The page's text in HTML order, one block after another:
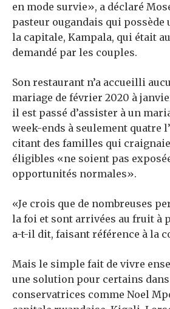
en mode survie», a déclaré
pasteur ougandais qui possède
la capitale, Kampala, qui était
demandé par les couples.
Son restaurant n’a accueilli
mariage de février 2020 à
il est passé d’assister à un
week-ends à seulement quatre
citant des familles qui
éligibles «ne soient pas
opportunités normales».
«Je crois que de nombreuses
la foi et sont arrivées au fruit à
a-t-il dit, faisant référence à la
Mais le simple fait de vivre
une solution pour certains dans
conservatrices comme Noel